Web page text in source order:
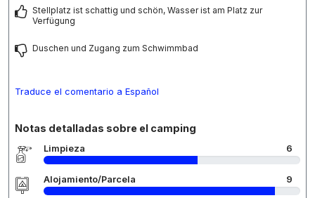
Stellplatz ist schattig und schön, Wasser ist am Platz zur
Verfügung
Duschen und Zugang zum Schwimmbad
Traduce el comentario a Español
Notas detalladas sobre el camping
Limpieza 6
Alojamiento/Parcela 9